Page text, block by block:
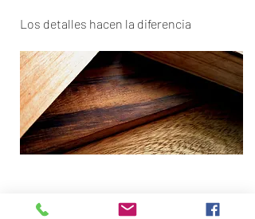
Los detalles hacen la diferencia
Proyectos especiales